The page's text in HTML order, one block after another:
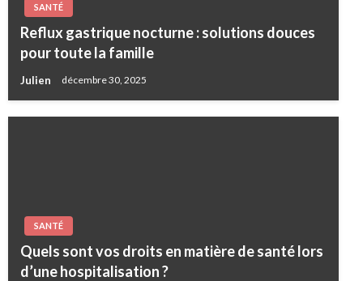
SANTÉ
Reflux gastrique nocturne : solutions douces
pour toute la famille
Julien décembre 30, 2025
SANTÉ
Quels sont vos droits en matière de santé lors
d’une hospitalisation ?